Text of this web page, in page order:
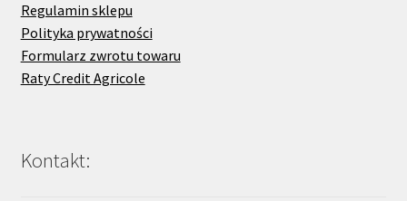
Regulamin sklepu
Polityka prywatności
Formularz zwrotu towaru
Raty Credit Agricole
Kontakt: